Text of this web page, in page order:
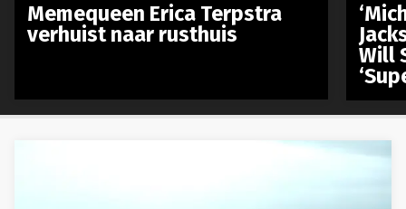
Memequeen Erica Terpstra
verhuist naar rusthuis
Will